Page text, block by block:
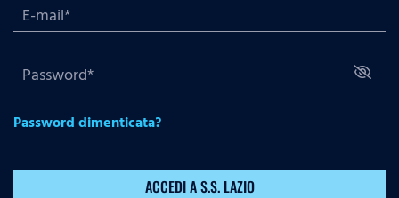
Password dimenticata?
ACCEDI A S.S. LAZIO